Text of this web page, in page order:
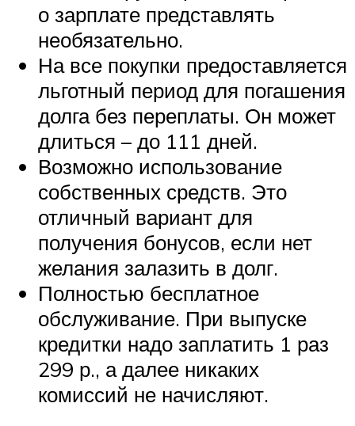
о зарплате представлять
необязательно.
На все покупки предоставляется
льготный период для погашения
долга без переплаты. Он может
длиться – до 111 дней.
Возможно использование
собственных средств. Это
отличный вариант для
получения бонусов, если нет
желания залазить в долг.
Полностью бесплатное
обслуживание. При выпуске
кредитки надо заплатить 1 раз
299 р., а далее никаких
комиссий не начисляют.